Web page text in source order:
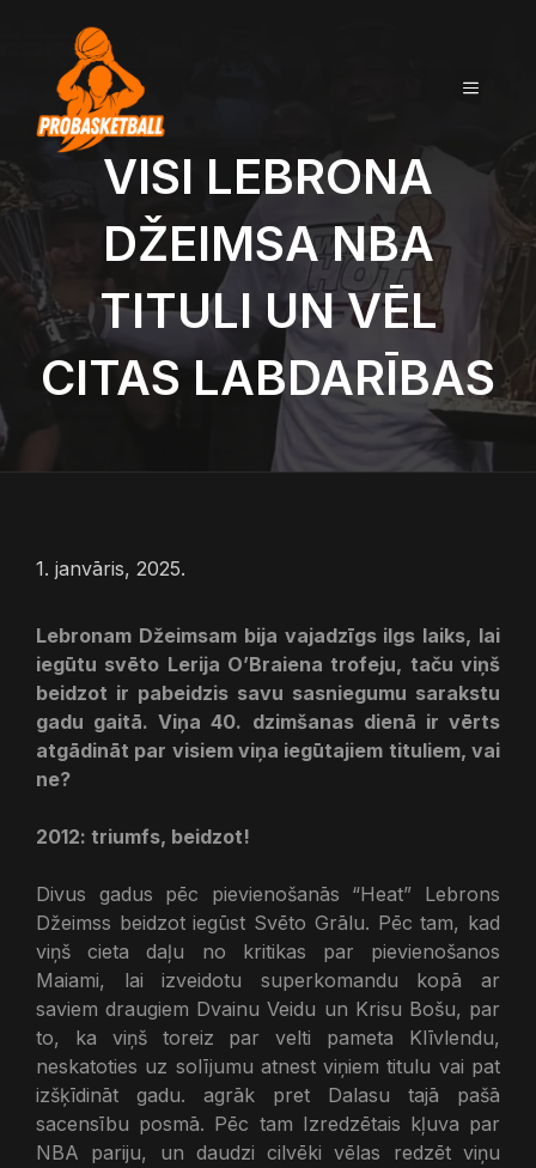
VISI LEBRONA
DŽEIMSA NBA
TITULI UN VĒL
CITAS LABDARĪBAS
1. janvāris, 2025.
Lebronam Džeimsam bija vajadzīgs ilgs laiks, lai
iegūtu svēto Lerija O’Braiena trofeju, taču viņš
beidzot ir pabeidzis savu sasniegumu sarakstu
gadu gaitā. Viņa 40. dzimšanas dienā ir vērts
atgādināt par visiem viņa iegūtajiem tituliem, vai
ne?
2012: triumfs, beidzot!
Divus gadus pēc pievienošanās “Heat” Lebrons
Džeimss beidzot iegūst Svēto Grālu. Pēc tam, kad
viņš cieta daļu no kritikas par pievienošanos
Maiami, lai izveidotu superkomandu kopā ar
saviem draugiem Dvainu Veidu un Krisu Bošu, par
to, ka viņš toreiz par velti pameta Klīvlendu,
neskatoties uz solījumu atnest viņiem titulu vai pat
izšķīdināt gadu. agrāk pret Dalasu tajā pašā
sacensību posmā. Pēc tam Izredzētais kļuva par
NBA pariju, un daudzi cilvēki vēlas redzēt viņu